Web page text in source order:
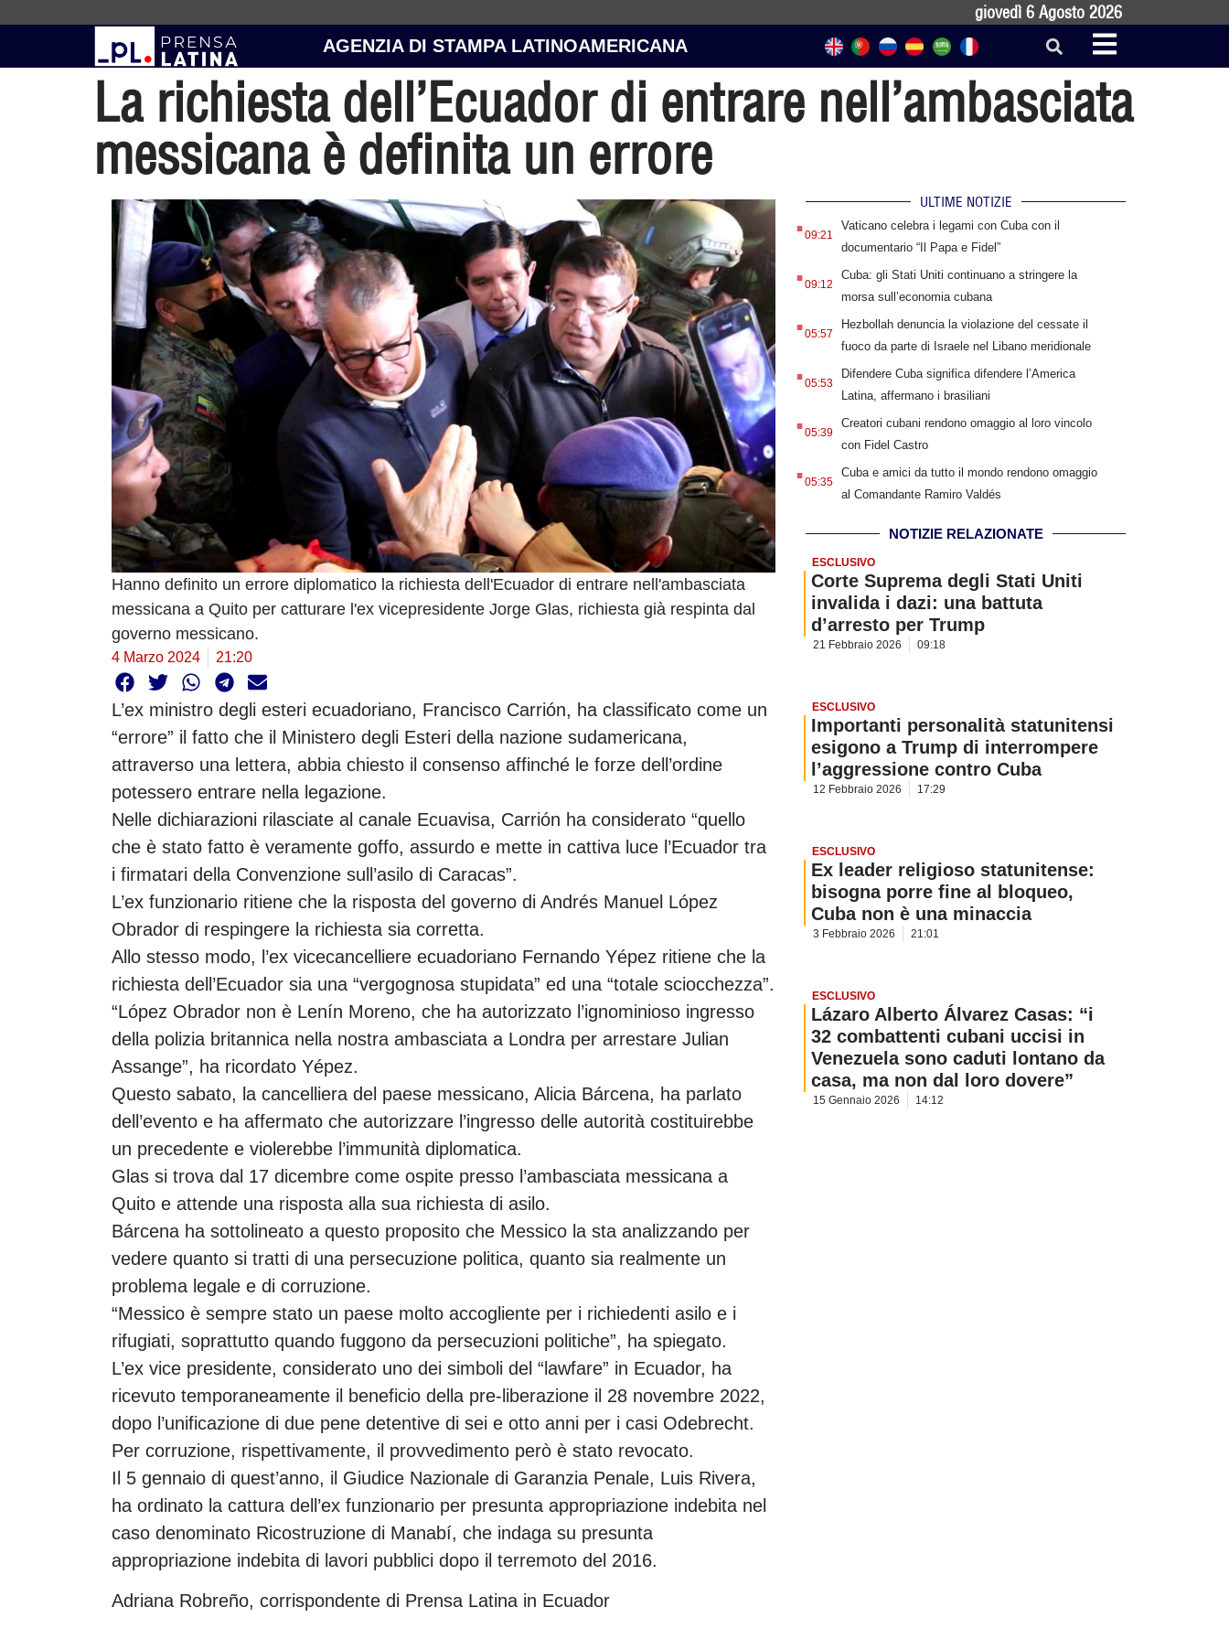
giovedì 6 Agosto 2026
AGENZIA DI STAMPA LATINOAMERICANA
La richiesta dell’Ecuador di entrare nell’ambasciata
messicana è definita un errore
Hanno definito un errore diplomatico la richiesta dell'Ecuador di entrare nell'ambasciata
messicana a Quito per catturare l'ex vicepresidente Jorge Glas, richiesta già respinta dal
governo messicano.
4 Marzo 2024 21:20
L’ex ministro degli esteri ecuadoriano, Francisco Carrión, ha classificato come un
“errore” il fatto che il Ministero degli Esteri della nazione sudamericana,
attraverso una lettera, abbia chiesto il consenso affinché le forze dell’ordine
potessero entrare nella legazione.
Nelle dichiarazioni rilasciate al canale Ecuavisa, Carrión ha considerato “quello
che è stato fatto è veramente goffo, assurdo e mette in cattiva luce l’Ecuador tra
i firmatari della Convenzione sull’asilo di Caracas”.
L’ex funzionario ritiene che la risposta del governo di Andrés Manuel López
Obrador di respingere la richiesta sia corretta.
Allo stesso modo, l’ex vicecancelliere ecuadoriano Fernando Yépez ritiene che la
richiesta dell’Ecuador sia una “vergognosa stupidata” ed una “totale sciocchezza”.
“López Obrador non è Lenín Moreno, che ha autorizzato l’ignominioso ingresso
della polizia britannica nella nostra ambasciata a Londra per arrestare Julian
Assange”, ha ricordato Yépez.
Questo sabato, la cancelliera del paese messicano, Alicia Bárcena, ha parlato
dell’evento e ha affermato che autorizzare l’ingresso delle autorità costituirebbe
un precedente e violerebbe l’immunità diplomatica.
Glas si trova dal 17 dicembre come ospite presso l’ambasciata messicana a
Quito e attende una risposta alla sua richiesta di asilo.
Bárcena ha sottolineato a questo proposito che Messico la sta analizzando per
vedere quanto si tratti di una persecuzione politica, quanto sia realmente un
problema legale e di corruzione.
“Messico è sempre stato un paese molto accogliente per i richiedenti asilo e i
rifugiati, soprattutto quando fuggono da persecuzioni politiche”, ha spiegato.
L’ex vice presidente, considerato uno dei simboli del “lawfare” in Ecuador, ha
ricevuto temporaneamente il beneficio della pre-liberazione il 28 novembre 2022,
dopo l’unificazione di due pene detentive di sei e otto anni per i casi Odebrecht.
Per corruzione, rispettivamente, il provvedimento però è stato revocato.
Il 5 gennaio di quest’anno, il Giudice Nazionale di Garanzia Penale, Luis Rivera,
ha ordinato la cattura dell’ex funzionario per presunta appropriazione indebita nel
caso denominato Ricostruzione di Manabí, che indaga su presunta
appropriazione indebita di lavori pubblici dopo il terremoto del 2016.
Adriana Robreño, corrispondente di Prensa Latina in Ecuador
ULTIME NOTIZIE
.09:21
Vaticano celebra i legami con Cuba con il
documentario “Il Papa e Fidel”
.09:12
Cuba: gli Stati Uniti continuano a stringere la
morsa sull’economia cubana
.05:57
Hezbollah denuncia la violazione del cessate il
fuoco da parte di Israele nel Libano meridionale
.05:53
Difendere Cuba significa difendere l’America
Latina, affermano i brasiliani
.05:39
Creatori cubani rendono omaggio al loro vincolo
con Fidel Castro
.05:35
Cuba e amici da tutto il mondo rendono omaggio
al Comandante Ramiro Valdés
NOTIZIE RELAZIONATE
ESCLUSIVO
Corte Suprema degli Stati Uniti
invalida i dazi: una battuta
d’arresto per Trump
21 Febbraio 2026 09:18
ESCLUSIVO
Importanti personalità statunitensi
esigono a Trump di interrompere
l’aggressione contro Cuba
12 Febbraio 2026 17:29
ESCLUSIVO
Ex leader religioso statunitense:
bisogna porre fine al bloqueo,
Cuba non è una minaccia
3 Febbraio 2026 21:01
ESCLUSIVO
Lázaro Alberto Álvarez Casas: “i
32 combattenti cubani uccisi in
Venezuela sono caduti lontano da
casa, ma non dal loro dovere”
15 Gennaio 2026 14:12